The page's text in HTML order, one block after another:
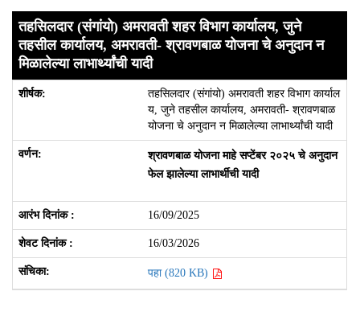
तहसिलदार (संगांयो) अमरावती शहर विभाग कार्यालय, जुने
तहसील कार्यालय, अमरावती- श्रावणबाळ योजना चे अनुदान न
मिळालेल्या लाभार्थ्यांची यादी
तहसिलदार (संगांयो) अमरावती शहर विभाग कार्याल
य, जुने तहसील कार्यालय, अमरावती- श्रावणबाळ
योजना चे अनुदान न मिळालेल्या लाभार्थ्यांची यादी
श्रावणबाळ योजना माहे सप्टेंबर २०२५ चे अनुदान
फेल झालेल्या लाभार्थीची यादी
16/09/2025
16/03/2026
पहा (820 KB)